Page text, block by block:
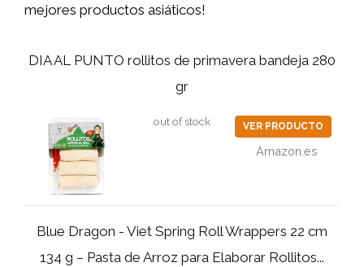
mejores productos asiáticos!
DIA AL PUNTO rollitos de primavera bandeja 280
gr
out of stock VER PRODUCTO
Amazon.es
Blue Dragon - Viet Spring Roll Wrappers 22 cm
134 g – Pasta de Arroz para Elaborar Rollitos...